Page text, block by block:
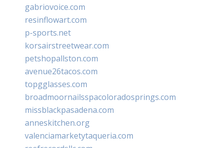
gabriovoice.com
resinflowart.com
p-sports.net
korsairstreetwear.com
petshopallston.com
avenue26tacos.com
topgglasses.com
broadmoornailsspacoloradosprings.com
missblackpasadena.com
anneskitchen.org
valenciamarketytaqueria.com